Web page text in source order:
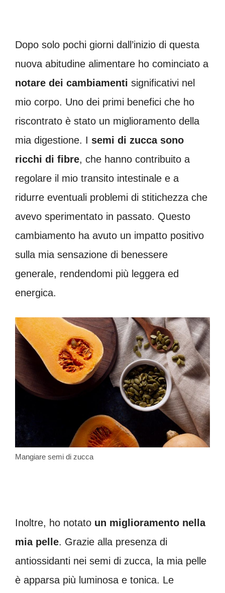
Dopo solo pochi giorni dall’inizio di questa
nuova abitudine alimentare ho cominciato a
notare dei cambiamenti significativi nel
mio corpo. Uno dei primi benefici che ho
riscontrato è stato un miglioramento della
mia digestione. I semi di zucca sono
ricchi di fibre, che hanno contribuito a
regolare il mio transito intestinale e a
ridurre eventuali problemi di stitichezza che
avevo sperimentato in passato. Questo
cambiamento ha avuto un impatto positivo
sulla mia sensazione di benessere
generale, rendendomi più leggera ed
energica.
Mangiare semi di zucca
Inoltre, ho notato un miglioramento nella
mia pelle. Grazie alla presenza di
antiossidanti nei semi di zucca, la mia pelle
è apparsa più luminosa e tonica. Le